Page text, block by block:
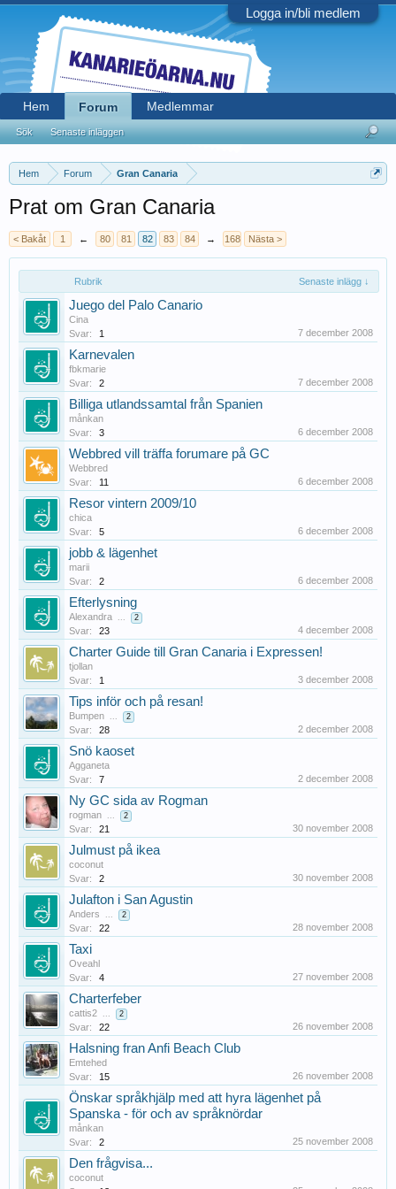
Logga in/bli medlem
Hem Forum Gran Canaria
Prat om Gran Canaria
< Bakåt 1 ← 80 81 82 83 84 → 168 Nästa >
Rubrik Senaste inlägg ↓
Juego del Palo Canario
Cina
Svar:
1 7 december 2008
Karnevalen
fbkmarie
Svar:
2 7 december 2008
Billiga utlandssamtal från Spanien
månkan
Svar:
3 6 december 2008
Webbred vill träffa forumare på GC
Webbred
Svar:
11 6 december 2008
Resor vintern 2009/10
chica
Svar:
5 6 december 2008
jobb & lägenhet
marii
Svar:
2 6 december 2008
Efterlysning
Alexandra ... 2
Svar: 23 4 december 2008
Charter Guide till Gran Canaria i Expressen!
tjollan
Svar:
1 3 december 2008
Tips inför och på resan!
Bumpen ... 2
Svar: 28 2 december 2008
Snö kaoset
Agganeta
Svar:
7 2 december 2008
Ny GC sida av Rogman
rogman ... 2
Svar: 21 30 november 2008
Julmust på ikea
coconut
Svar:
2 30 november 2008
Julafton i San Agustin
Anders ... 2
Svar: 22 28 november 2008
Taxi
Oveahl
Svar:
4 27 november 2008
Charterfeber
cattis2 ... 2
Svar: 22 26 november 2008
Halsning fran Anfi Beach Club
Emtehed
Svar:
15 26 november 2008
Önskar språkhjälp med att hyra lägenhet på
Spanska - för och av språknördar
månkan
Svar:
2 25 november 2008
Den frågvisa...
coconut
Hem Forum
Sök Senaste inläggen
Medlemmar